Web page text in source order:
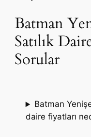
Batman
Satılık
Sorular
Batman
daire fiyatları